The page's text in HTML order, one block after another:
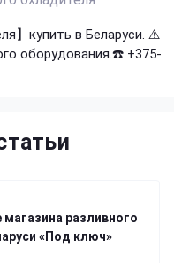
】купить в Беларуси. ⚠️
оборудования.☎️ +375-
разливного
«Под ключ»